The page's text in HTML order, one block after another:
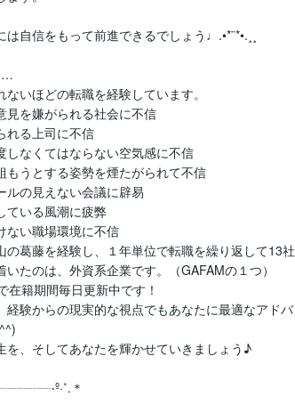
自信をもって前進できるでしょう♩.•*¨*•.¸¸
…
いほどの転職を経験しています。
見を嫌がられる社会に不信
れる上司に不信
しなくてはならない空気感に不信
もうとする姿勢を煙たがられて不信
ルの見えない会議に辟易
ている風潮に疲弊
ない職場環境に不信
の葛藤を経験し、１年単位で転職を繰り返して13社
いたのは、外資系企業です。（GAFAMの１つ）
在籍期間毎日更新中です！
経験からの現実的な視点でもあなたに最適なアドバ
を、そしてあなたを輝かせていきましょう♪
＊